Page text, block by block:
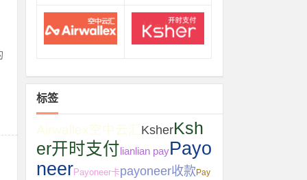
标签
Airwallex空中云汇KsherKsh
er开时支付 lianlian payPayo
neerPayoneer卡payoneer收款Pay